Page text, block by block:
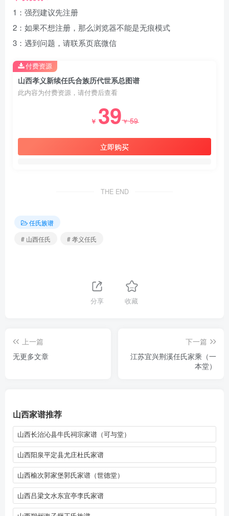
1：强烈建议先注册
2：如果不想注册，那么浏览器不能是无痕模式
3：遇到问题，请联系页底微信
山西孝义新续任氏合族历代世系总图谱
此内容为付费资源，请付费后查看
￥ 39￥59
立即购买
付费资源
THE END
任氏族谱
# 山西任氏
# 孝义任氏
分享 收藏
上一篇
无更多文章
下一篇
江苏宜兴荆溪任氏家乘（一
本堂）
山西家谱推荐
山西长治沁县牛氏祠宗家谱（可与堂）
山西阳泉平定县尤庄杜氏家谱
山西榆次郭家堡郭氏家谱（世德堂）
山西吕梁文水东宜亭李氏家谱